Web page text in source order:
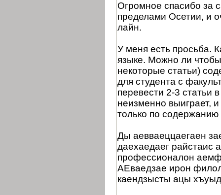
Огромное спасибо за
пределами Осетии, и
лайн.
У меня есть просьба.
языке. Можно ли
некоторые статьи)
для студента с
перевести 2-3 статьи
неизменно выиграет,
только по
Ды аевваеццаегаен
даехаедаег райстаис
профессионалон
АЕваедзае ирон
каендзысты ацы